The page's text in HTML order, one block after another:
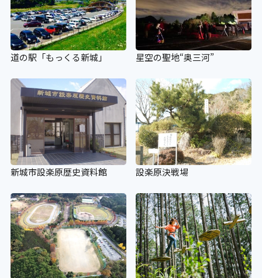
道の駅「もっくる新城」 星空の聖地“奥三河”
新城市設楽原歴史資料館 設楽原決戦場